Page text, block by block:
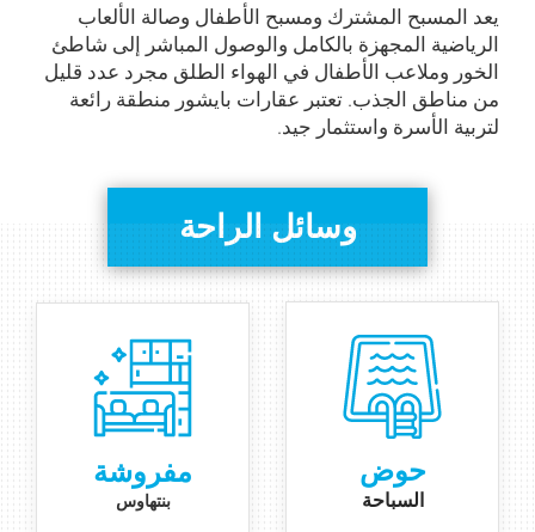
يعد المسبح المشترك ومسبح الأطفال وصالة الألعاب
الرياضية المجهزة بالكامل والوصول المباشر إلى شاطئ
الخور وملاعب الأطفال في الهواء الطلق مجرد عدد قليل
من مناطق الجذب. تعتبر عقارات بايشور منطقة رائعة
لتربية الأسرة واستثمار جيد.
وسائل الراحة
مفروشة
بنتهاوس
حوض
السباحة